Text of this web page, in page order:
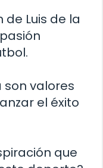
Luis de la
son valores
el éxito
que